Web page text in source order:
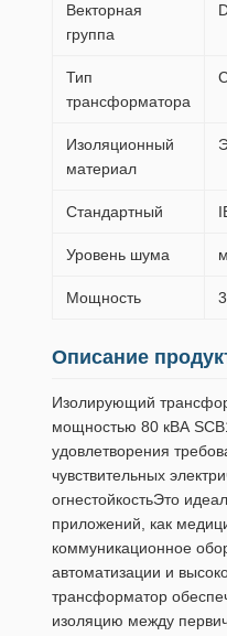
Векторная
группа
Тип
трансформатора
Изоляционный
материал
Стандартный
Уровень шума
Мощность
Описание
Изолирующий
мощностью 80 кВА
удовлетворения
чувствительных
огнестойкостьЭто
приложений, как
коммуникационное
автоматизации и
трансформатор
изоляцию между